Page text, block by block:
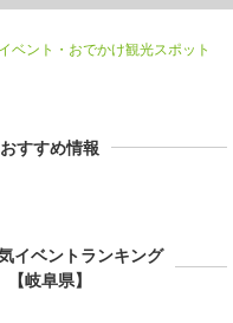
ベント・おでかけ観光スポット
おすすめ情報
イベントランキング
【岐阜県】